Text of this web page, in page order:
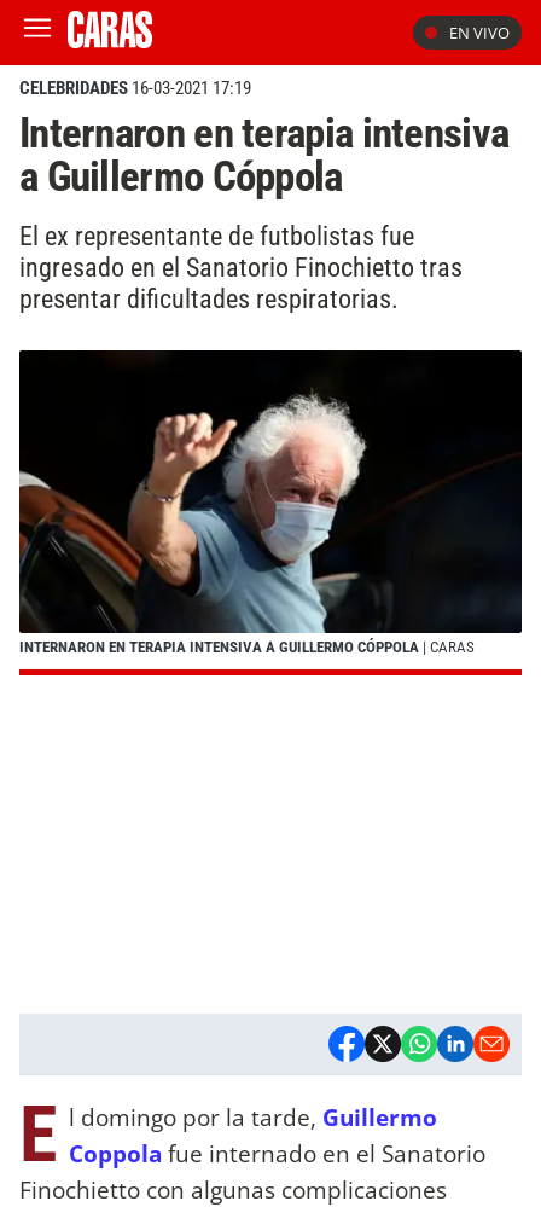
EN VIVO
CELEBRIDADES 16-03-2021 17:19
Internaron en terapia intensiva
a Guillermo Cóppola
El ex representante de futbolistas fue
ingresado en el Sanatorio Finochietto tras
presentar dificultades respiratorias.
INTERNARON EN TERAPIA INTENSIVA A GUILLERMO CÓPPOLA | CARAS
E l domingo por la tarde, Guillermo
Coppola fue internado en el Sanatorio
Finochietto con algunas complicaciones